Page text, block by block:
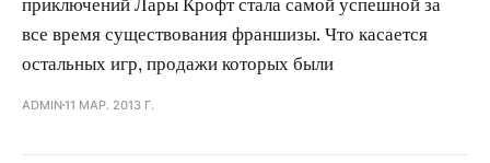
все время существования франшизы. Что касается
остальных игр, продажи которых были
ADMIN11 МАР. 2013 Г.